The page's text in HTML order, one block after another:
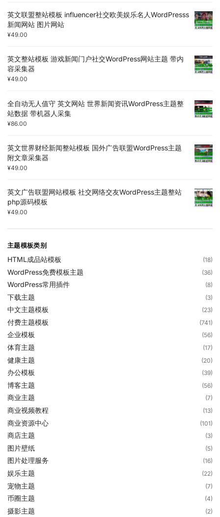
英文联盟整站模板 influencer社交欧美娱乐名人WordPresss
新闻网站 图片网站
¥49.00
英文整站模板 游戏新闻门户社交WordPress网站主题 带内
容采集器
¥49.00
全自动无人值守 英文网站 世界新闻资讯WordPress主题整
站数据 带机器人采集
¥86.00
英文世界财经新闻整站模板 国外广告联盟WordPress主题
附文章采集器
¥49.00
英文广告联盟网站模板 社交网络交友WordPress主题整站
php源码模板
¥49.00
主题模板类别
HTML成品站模板 (18)
WordPress免费模板主题 (36)
WordPress常用插件 (8)
下载主题 (3)
中文主题模板 (23)
付费主题模板 (741)
企业模板 (56)
体育主题 (17)
健康主题 (20)
办公模板 (39)
博客主题 (56)
商业主题 (7)
商业视频教程 (13)
商业资源中心 (101)
商店主题 (3)
图片壁纸 (5)
图片处理服务 (16)
娱乐主题 (22)
宠物主题 (7)
币圈主题 (4)
摄影主题 (2)